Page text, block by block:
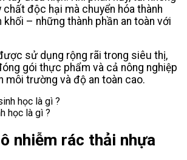
chất độc hại mà chuyển hóa thành
khối – những thành phần an toàn với
sử dụng rộng rãi trong siêu thị,
gói thực phẩm và cả nông nghiệp
môi trường và độ an toàn cao.
học là gì ?
nhiễm rác thải nhựa